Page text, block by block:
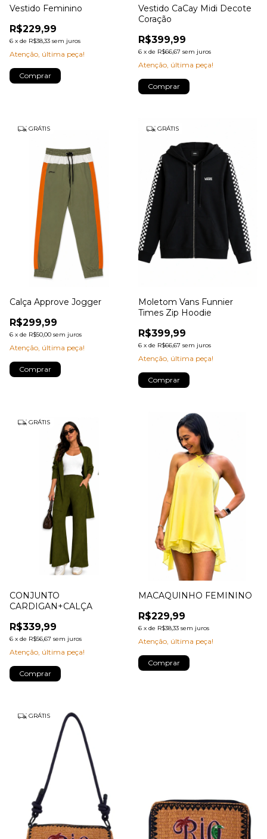
Vestido Feminino
R$229,99
6 x de R$38,33 sem juros
Atenção, última peça!
Comprar
Vestido CaCay Midi Decote
Coração
R$399,99
6 x de R$66,67 sem juros
Atenção, última peça!
Comprar
GRÁTIS
Calça Approve Jogger
R$299,99
6 x de R$50,00 sem juros
Atenção, última peça!
Comprar
GRÁTIS
Moletom Vans Funnier
Times Zip Hoodie
R$399,99
6 x de R$66,67 sem juros
Atenção, última peça!
Comprar
GRÁTIS
CONJUNTO
CARDIGAN+CALÇA
R$339,99
6 x de R$56,67 sem juros
Atenção, última peça!
Comprar
MACAQUINHO FEMININO
R$229,99
6 x de R$38,33 sem juros
Atenção, última peça!
Comprar
GRÁTIS